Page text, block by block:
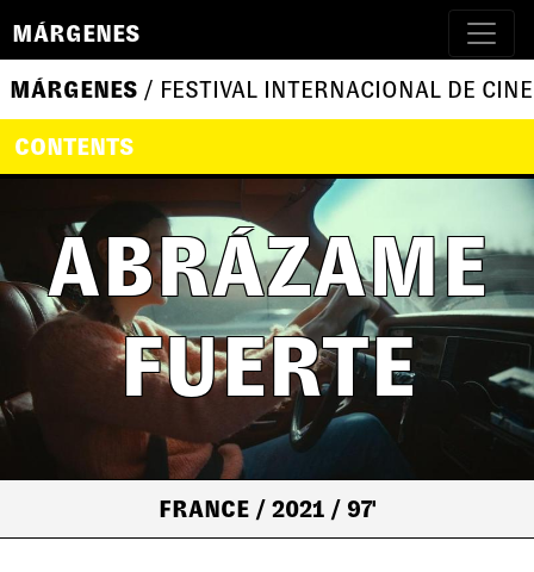
MÁRGENES
MÁRGENES / FESTIVAL INTERNACIONAL DE
CONTENTS
ABRÁZAME
FUERTE
FRANCE / 2021 / 97'